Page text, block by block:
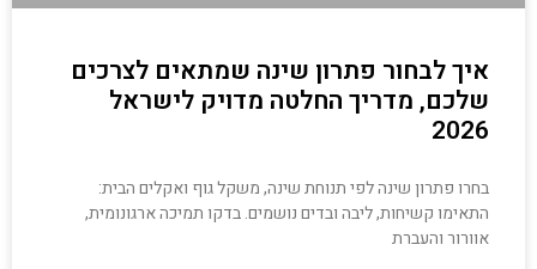
איך לבחור פתרון שינה שמתאים לצרכים
שלכם, מדריך החלטה מדויק לישראל
2026
בחרו פתרון שינה לפי תנוחת שינה, משקל גוף ואקלים הבית:
התאימו קשיחות, ליבה ובדים נושמים. בדקו תמיכה ארגונומית,
אוורור והעברת